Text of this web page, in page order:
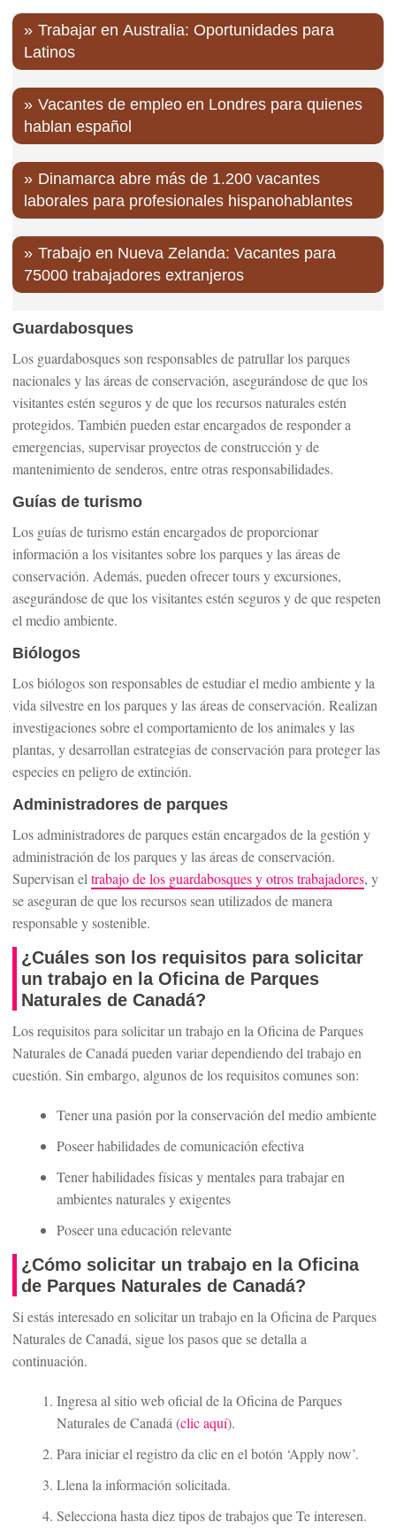
Trabajar en Australia: Oportunidades para
Latinos
Vacantes de empleo en Londres para quienes
hablan español
Dinamarca abre más de 1.200 vacantes
laborales para profesionales hispanohablantes
Trabajo en Nueva Zelanda: Vacantes para
75000 trabajadores extranjeros
Guardabosques
Los guardabosques son responsables de patrullar los parques
nacionales y las áreas de conservación, asegurándose de que los
visitantes estén seguros y de que los recursos naturales estén
protegidos. También pueden estar encargados de responder a
emergencias, supervisar proyectos de construcción y de
mantenimiento de senderos, entre otras responsabilidades.
Guías de turismo
Los guías de turismo están encargados de proporcionar
información a los visitantes sobre los parques y las áreas de
conservación. Además, pueden ofrecer tours y excursiones,
asegurándose de que los visitantes estén seguros y de que respeten
el medio ambiente.
Biólogos
Los biólogos son responsables de estudiar el medio ambiente y la
vida silvestre en los parques y las áreas de conservación. Realizan
investigaciones sobre el comportamiento de los animales y las
plantas, y desarrollan estrategias de conservación para proteger las
especies en peligro de extinción.
Administradores de parques
Los administradores de parques están encargados de la gestión y
administración de los parques y las áreas de conservación.
Supervisan el trabajo de los guardabosques y otros trabajadores, y
se aseguran de que los recursos sean utilizados de manera
responsable y sostenible.
¿Cuáles son los requisitos para solicitar
un trabajo en la Oficina de Parques
Naturales de Canadá?
Los requisitos para solicitar un trabajo en la Oficina de Parques
Naturales de Canadá pueden variar dependiendo del trabajo en
cuestión. Sin embargo, algunos de los requisitos comunes son:
Tener una pasión por la conservación del medio ambiente
Poseer habilidades de comunicación efectiva
Tener habilidades físicas y mentales para trabajar en
ambientes naturales y exigentes
Poseer una educación relevante
¿Cómo solicitar un trabajo en la Oficina
de Parques Naturales de Canadá?
Si estás interesado en solicitar un trabajo en la Oficina de Parques
Naturales de Canadá, sigue los pasos que se detalla a
continuación.
Ingresa al sitio web oficial de la Oficina de Parques
Naturales de Canadá (clic aquí).
Para iniciar el registro da clic en el botón ‘Apply now’.
Llena la información solicitada.
Selecciona hasta diez tipos de trabajos que Te interesen.